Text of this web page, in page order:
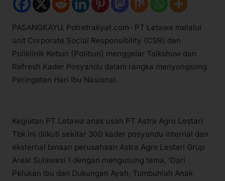
PASANGKAYU, Potretrakyat.com- PT Letawa melalui
unit Corporate Social Responsibility (CSR) dan
Poliklinik Kebun (Polibun) menggelar Talkshow dan
Refresh Kader Posyandu dalam rangka menyongsong
Peringatan Hari Ibu Nasional.
Kegiatan PT Letawa anak usah PT Astra Agro Lestari
Tbk ini diikuti sekitar 300 kader posyandu internal dan
eksternal binaan perusahaan Astra Agro Lestari Grup
Areal Sulawesi 1 dengan mengusung tema, ‘Dari
Pelukan Ibu dan Dukungan Ayah, Tumbuhlah Anak